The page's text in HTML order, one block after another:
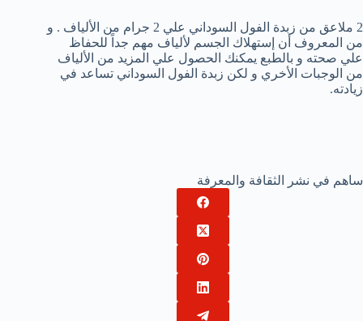
2 ملاعق من زبدة الفول السوداني علي 2 جرام من الألياف . و
من المعروف أن إستهلاك الجسم لألياف مهم جداً للحفاظ
علي صحته و بالطبع يمكنك الحصول علي المزيد من الألياف
من الوجبات الأخري و لكن زبدة الفول السوداني تساعد في
زيادته.
ساهم في نشر الثقافة والمعرفة